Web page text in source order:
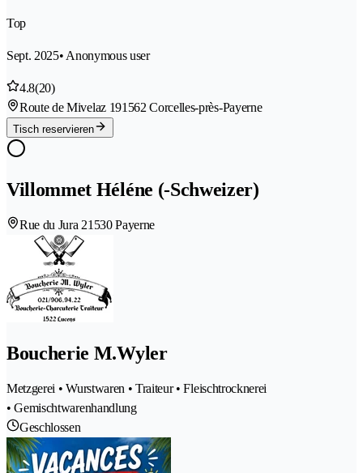
Top
Sept. 2025• Anonymous user
4.8(20)
Route de Mivelaz 191562 Corcelles-près-Payerne
Tisch reservieren
Villommet Héléne (-Schweizer)
Rue du Jura 21530 Payerne
Boucherie M.Wyler
Metzgerei • Wurstwaren • Traiteur • Fleischtrocknerei
• Gemischtwarenhandlung
Geschlossen